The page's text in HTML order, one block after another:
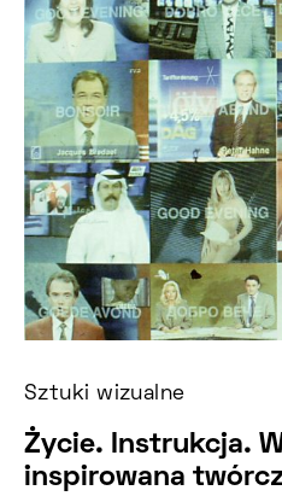
Sztuki wizualne
Życie. Instrukcja.
inspirowana